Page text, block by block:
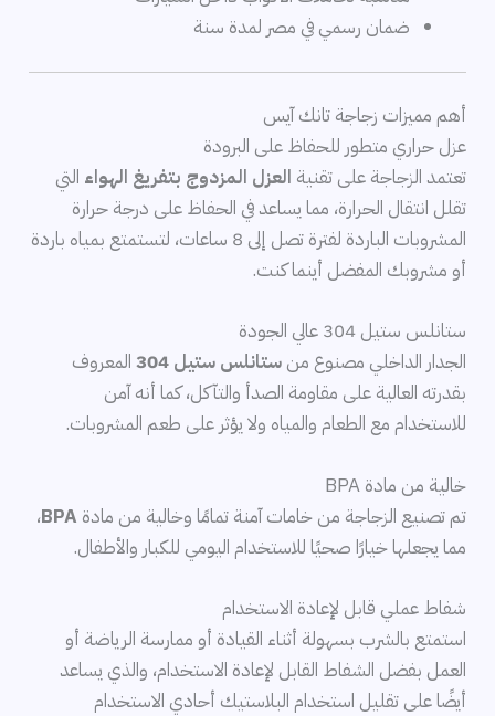
ضمان رسمي في مصر لمدة سنة
أهم مميزات زجاجة تانك آيس
عزل حراري متطور للحفاظ على البرودة
تعتمد الزجاجة على تقنية العزل المزدوج بتفريغ الهواء التي
تقلل انتقال الحرارة، مما يساعد في الحفاظ على درجة حرارة
المشروبات الباردة لفترة تصل إلى 8 ساعات، لتستمتع بمياه باردة
أو مشروبك المفضل أينما كنت.
ستانلس ستيل 304 عالي الجودة
الجدار الداخلي مصنوع منستانلس ستيل 304
المعروف
بقدرته العالية على مقاومة الصدأ والتآكل، كما أنه آمن
للاستخدام مع الطعام والمياه ولا يؤثر على طعم المشروبات.
خالية من مادة BPA
تم تصنيع الزجاجة من خامات آمنة تمامًا وخالية من مادة BPA،
مما يجعلها خيارًا صحيًا للاستخدام اليومي للكبار والأطفال.
شفاط عملي قابل لإعادة الاستخدام
استمتع بالشرب بسهولة أثناء القيادة أو ممارسة الرياضة أو
العمل بفضل الشفاط القابل لإعادة الاستخدام، والذي يساعد
أيضًا على تقليل استخدام البلاستيك أحادي الاستخدام